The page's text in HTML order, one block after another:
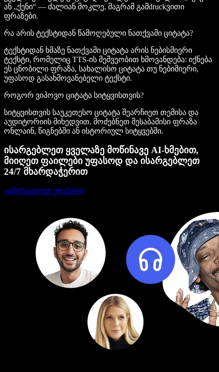
ან „ქენი“ — ძალიან მოკლე, მაგრამ გამdruckვითი
ფრაზები.
რა არის ტექსტიდან წამოღებული ნათქვამი ციტატა?
ტექსტიდან ხმაზე ნათქვამი ციტატა არის ნებისმიერი
ტექსტი, რომელიც TTS-ის მეშვეობით ხმოვანდება: იქნება
ეს ცნობილი ფრაზა, სახალისო ციტატა თუ ნებიმიერი,
უფასოდ გასახმოვანებელი ტექსტი.
როგორ ვიპოვო ციტატა სიტყვისთვის?
სიტყვისთვის საუკეთესო ციტატა შეარჩიეთ თემისა და
აუდიტორიის მიხედვით. მოძებნეთ შესაბამისი ფრაზა
ონლაინ, წიგნებში ან ისტორიულ სიტყვებში.
ისარგებლეთ ყველაზე მოწინავე AI-ხმებით,
მიიღეთ ფაილები უფასოდ და ისარგებლეთ
24/7 მხარდაჭერით
გამოსცადეთ უფასოდ